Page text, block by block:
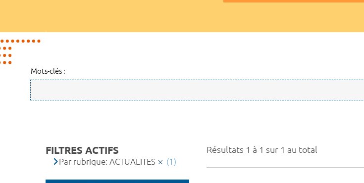
Mots-clés :
Résultats 1 à 1 sur 1 au total
FILTRES ACTIFS
Par rubrique: ACTUALITES (1)